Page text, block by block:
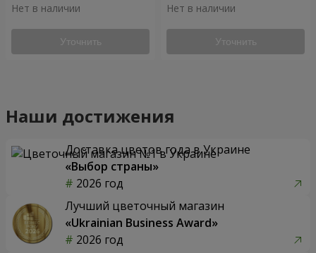
Нет в наличии
Уточнить
Нет в наличии
Уточнить
Наши достижения
Доставка цветов года в Украине
«Выбор страны»
2026 год
Лучший цветочный магазин
«Ukrainian Business Award»
2026 год